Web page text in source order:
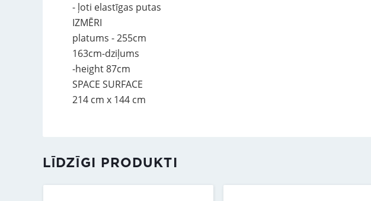
- ļoti elastīgas putas
IZMĒRI
platums - 255cm
163cm-dziļums
-height 87cm
SPACE SURFACE
214 cm x 144 cm
LĪDZĪGI PRODUKTI